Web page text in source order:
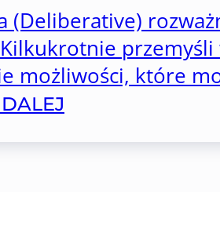
(Deliberative)
przemyśli
możliwości, które